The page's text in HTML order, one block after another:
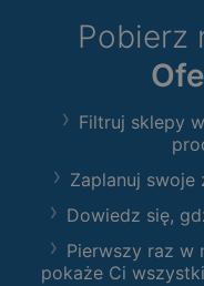
Pobierz
Filtruj sklepy
Zaplanuj swoje
Dowiedz się,
Pierwszy raz w
pokaże Ci